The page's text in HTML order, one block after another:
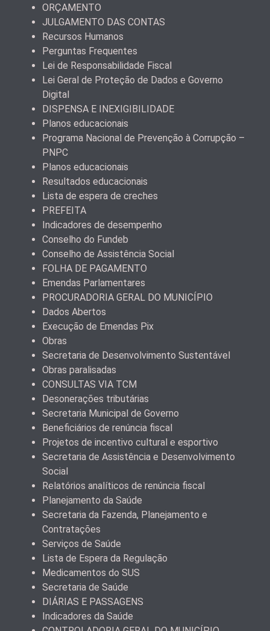
ORÇAMENTO
JULGAMENTO DAS CONTAS
Recursos Humanos
Perguntas Frequentes
Lei de Responsabilidade Fiscal
Lei Geral de Proteção de Dados e Governo
Digital
DISPENSA E INEXIGIBILIDADE
Planos educacionais
Programa Nacional de Prevenção à Corrupção –
PNPC
Planos educacionais
Resultados educacionais
Lista de espera de creches
PREFEITA
Indicadores de desempenho
Conselho do Fundeb
Conselho de Assistência Social
FOLHA DE PAGAMENTO
Emendas Parlamentares
PROCURADORIA GERAL DO MUNICÍPIO
Dados Abertos
Execução de Emendas Pix
Obras
Secretaria de Desenvolvimento Sustentável
Obras paralisadas
CONSULTAS VIA TCM
Desonerações tributárias
Secretaria Municipal de Governo
Beneficiários de renúncia fiscal
Projetos de incentivo cultural e esportivo
Secretaria de Assistência e Desenvolvimento
Social
Relatórios analíticos de renúncia fiscal
Planejamento da Saúde
Secretaria da Fazenda, Planejamento e
Contratações
Serviços de Saúde
Lista de Espera da Regulação
Medicamentos do SUS
Secretaria de Saúde
DIÁRIAS E PASSAGENS
Indicadores da Saúde